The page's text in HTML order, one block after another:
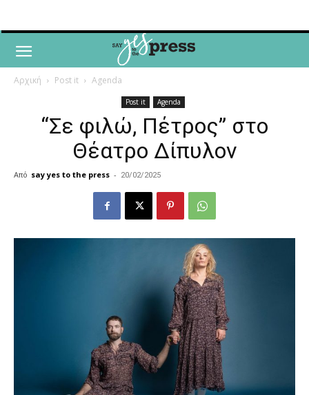
Αρχική Post it Agenda
Post it Agenda
“Σε φιλώ, Πέτρος” στο
Θέατρο Δίπυλον
Από say yes to the press - 20/02/2025